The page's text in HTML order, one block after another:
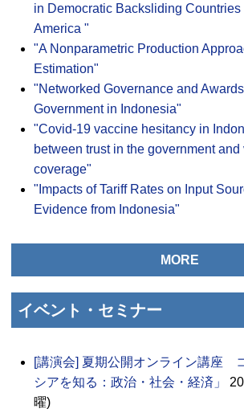
in Democratic Backsliding Countries
America "
"A Nonparametric Production
Estimation"
"Networked Governance and Awards
Government in Indonesia"
"Covid-19 vaccine hesitancy in
between trust in the government
coverage"
"Impacts of Tariff Rates on Input
Evidence from Indonesia"
MORE
イベント・セミナー
[講演会] 夏期公開オンライン講座
シアを知る：政治・社会・経済」
曜)